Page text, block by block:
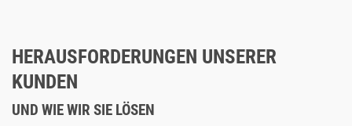
HERAUSFORDERUNGEN UNSERER
KUNDEN
UND WIE WIR SIE LÖSEN